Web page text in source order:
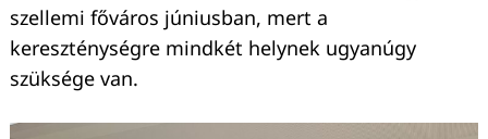
szellemi főváros júniusban, mert a
kereszténységre mindkét helynek ugyanúgy
szüksége van.